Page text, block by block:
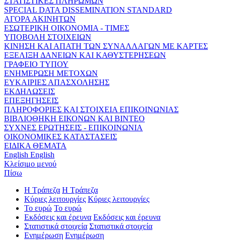
SPECIAL DATA DISSEMINATION STANDARD
ΑΓΟΡΑ ΑΚΙΝΗΤΩΝ
ΕΣΩΤΕΡΙΚΗ ΟΙΚΟΝΟΜΙΑ - ΤΙΜΕΣ
ΥΠΟΒΟΛΗ ΣΤΟΙΧΕΙΩΝ
ΚΙΝΗΣΗ ΚΑΙ ΑΠΑΤΗ ΤΩΝ ΣΥΝΑΛΛΑΓΩΝ ΜΕ ΚΑΡΤΕΣ
ΕΞΕΛΙΞΗ ΔΑΝΕΙΩΝ ΚΑΙ ΚΑΘΥΣΤΕΡΗΣΕΩΝ
ΓΡΑΦΕΙΟ ΤΥΠΟΥ
ΕΝΗΜΕΡΩΣΗ ΜΕΤΟΧΩΝ
ΕΥΚΑΙΡΙΕΣ ΑΠΑΣΧΟΛΗΣΗΣ
ΕΚΔΗΛΩΣΕΙΣ
ΕΠΕΞΗΓΗΣΕΙΣ
ΠΛΗΡΟΦΟΡΙΕΣ ΚΑΙ ΣΤΟΙΧΕΙΑ ΕΠΙΚΟΙΝΩΝΙΑΣ
ΒΙΒΛΙΟΘΗΚΗ ΕΙΚΟΝΩΝ ΚΑΙ ΒΙΝΤΕΟ
ΣΥΧΝΕΣ ΕΡΩΤΗΣΕΙΣ - ΕΠΙΚΟΙΝΩΝΙΑ
ΟΙΚΟΝΟΜΙΚΕΣ ΚΑΤΑΣΤΑΣΕΙΣ
ΕΙΔΙΚΑ ΘΕΜΑΤΑ
English English
Κλείσιμο μενού
Πίσω
Η Τράπεζα Η Τράπεζα
Κύριες λειτουργίες Κύριες λειτουργίες
Το ευρώ Το ευρώ
Εκδόσεις και έρευνα Εκδόσεις και έρευνα
Στατιστικά στοιχεία Στατιστικά στοιχεία
Ενημέρωση Ενημέρωση